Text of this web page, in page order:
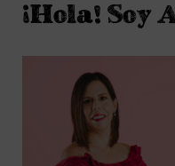
¡Hola! Soy